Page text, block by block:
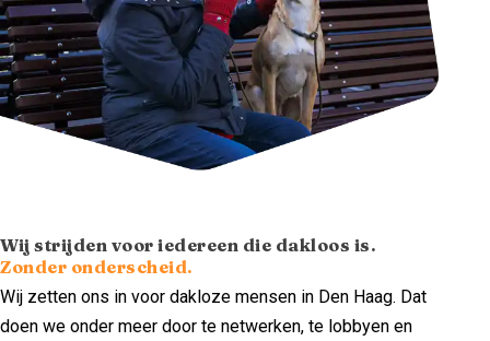
Wij strijden voor iedereen die dakloos is.
Zonder onderscheid.
Wij zetten ons in voor dakloze mensen in Den Haag. Dat
doen we onder meer door te netwerken, te lobbyen en